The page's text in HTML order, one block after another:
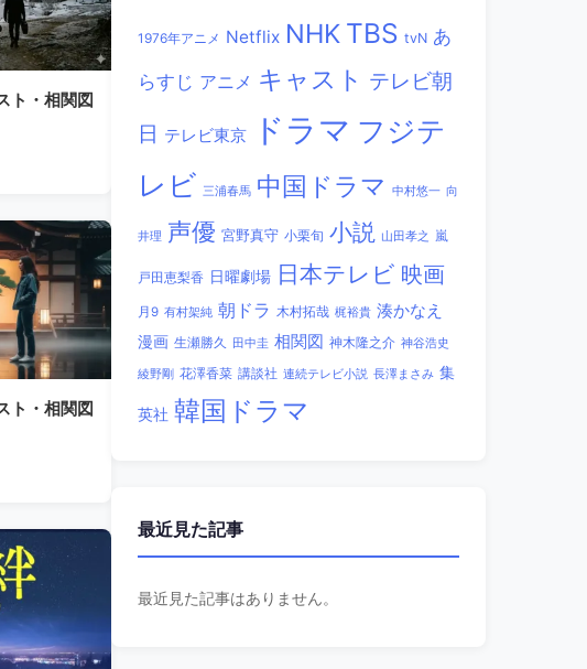
ト・相関図
ト・相関図
1976年アニメ Netflix NHK TBS tvN あ
らすじ アニメ キャスト テレビ朝
日 テレビ東京 ドラマ フジテ
レビ 三浦春馬 中国ドラマ 中村悠一 向
井理 声優 宮野真守 小栗旬 小説 山田孝之 嵐
戸田恵梨香 日曜劇場 日本テレビ 映画
月9 有村架純 朝ドラ 木村拓哉 梶裕貴 湊かなえ
漫画 生瀬勝久 田中圭 相関図 神木隆之介 神谷浩史
綾野剛 花澤香菜 講談社 連続テレビ小説 長澤まさみ 集
英社 韓国ドラマ
最近見た記事
最近見た記事はありません。